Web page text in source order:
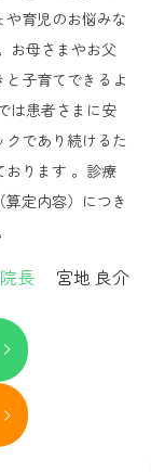
育児のお悩みな
お母さまやお父
子育てできるよ
は患者さまに安
であり続けるた
おります 。診療
定内容）につき
院長 宮地 良介